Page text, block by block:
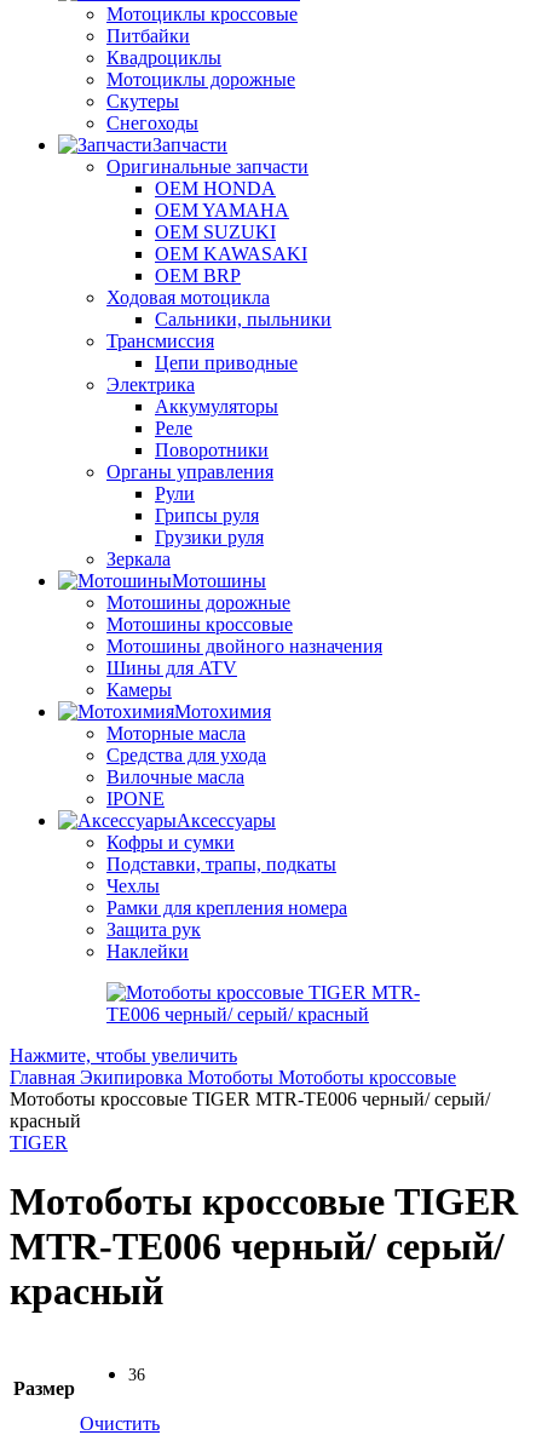
Мотоциклы кроссовые
Питбайки
Квадроциклы
Мотоциклы дорожные
Скутеры
Снегоходы
Запчасти
Оригинальные запчасти
OEM HONDA
OEM YAMAHA
OEM SUZUKI
OEM KAWASAKI
OEM BRP
Ходовая мотоцикла
Сальники, пыльники
Трансмиссия
Цепи приводные
Электрика
Аккумуляторы
Реле
Поворотники
Органы управления
Рули
Грипсы руля
Грузики руля
Зеркала
Мотошины
Мотошины дорожные
Мотошины кроссовые
Мотошины двойного назначения
Шины для ATV
Камеры
Мотохимия
Моторные масла
Средства для ухода
Вилочные масла
IPONE
Аксессуары
Кофры и сумки
Подставки, трапы, подкаты
Чехлы
Рамки для крепления номера
Защита рук
Наклейки
Нажмите, чтобы увеличить
Главная Экипировка Мотоботы Мотоботы кроссовые
Мотоботы кроссовые TIGER MTR-TE006 черный/ серый/
красный
TIGER
Мотоботы кроссовые TIGER
MTR-TE006 черный/ серый/
красный
Размер
36
Очистить